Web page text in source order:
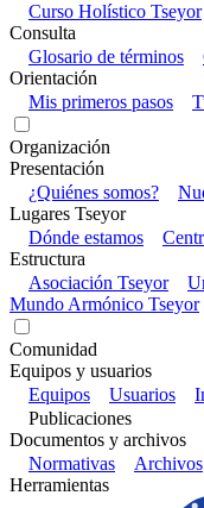
Curso Holístico Tseyor
Consulta
Glosario de términos
Orientación
Mis primeros pasos
Organización
Presentación
¿Quiénes somos?
Lugares Tseyor
Dónde estamos
Estructura
Asociación Tseyor
Mundo Armónico Tseyor
Comunidad
Equipos y usuarios
Equipos
Usuarios
Publicaciones
Documentos y archivos
Normativas
Archivos
Herramientas